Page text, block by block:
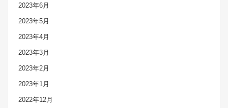
2023年6月
2023年5月
2023年4月
2023年3月
2023年2月
2023年1月
2022年12月